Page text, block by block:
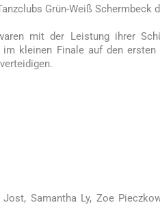
Grün-Weiß Schermbeck
mit der Leistung ihrer
im kleinen Finale auf den
Samantha Ly, Zoe